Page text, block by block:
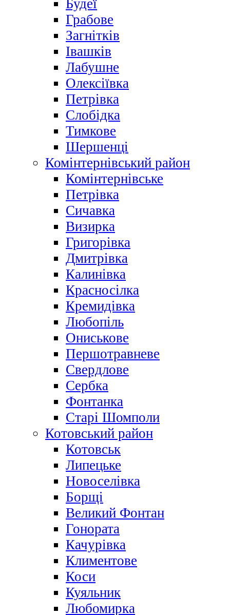
Будеї
Грабове
Загнітків
Івашків
Лабушне
Олексіївка
Петрівка
Слобідка
Тимкове
Шершенці
Комінтернівський район
Комінтернівське
Петрівка
Сичавка
Визирка
Григорівка
Дмитрівка
Калинівка
Красносілка
Кремидівка
Любопіль
Ониськове
Першотравневе
Свердлове
Сербка
Фонтанка
Старі Шомполи
Котовський район
Котовськ
Липецьке
Новоселівка
Борщі
Великий Фонтан
Гонората
Качурівка
Климентове
Коси
Куяльник
Любомирка